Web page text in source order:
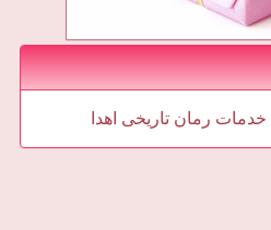
خدمات رمان تاریخی اهدا